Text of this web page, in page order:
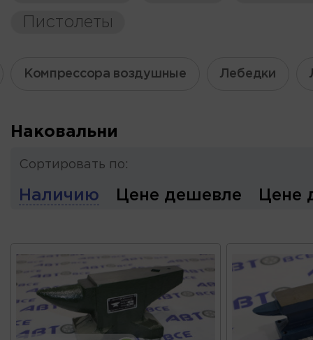
Пистолеты
Компрессора воздушные Лебедки
Наковальни
Сортировать по:
Наличию Цене дешевле Цене